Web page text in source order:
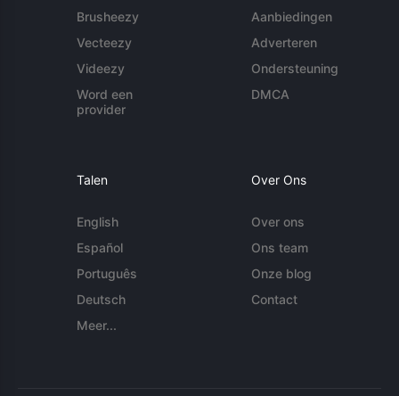
Brusheezy
Vecteezy
Videezy
Word een
provider
Aanbiedingen
Adverteren
Ondersteuning
DMCA
Talen
English
Español
Português
Deutsch
Meer...
Over Ons
Over ons
Ons team
Onze blog
Contact